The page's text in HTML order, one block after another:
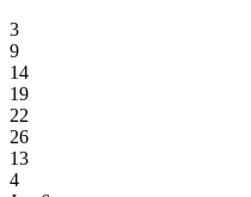
3
9
14
19
22
26
13
4